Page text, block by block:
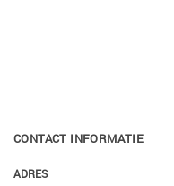
CONTACT INFORMATIE
ADRES